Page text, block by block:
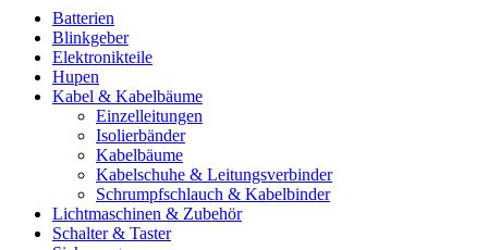
Batterien
Blinkgeber
Elektronikteile
Hupen
Kabel & Kabelbäume
Einzelleitungen
Isolierbänder
Kabelbäume
Kabelschuhe & Leitungsverbinder
Schrumpfschlauch & Kabelbinder
Lichtmaschinen & Zubehör
Schalter & Taster